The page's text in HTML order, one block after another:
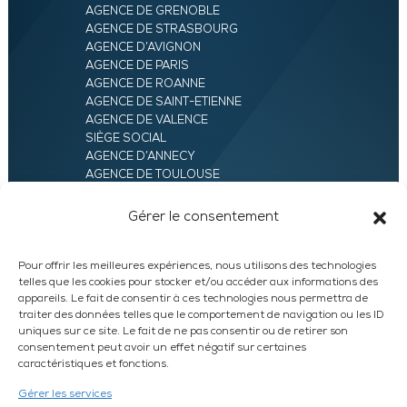
Gérer le consentement
Pour offrir les meilleures expériences, nous utilisons des technologies
telles que les cookies pour stocker et/ou accéder aux informations des
appareils. Le fait de consentir à ces technologies nous permettra de
traiter des données telles que le comportement de navigation ou les ID
uniques sur ce site. Le fait de ne pas consentir ou de retirer son
consentement peut avoir un effet négatif sur certaines
caractéristiques et fonctions.
Gérer les services
AGENCE DE GRENOBLE
AGENCE DE STRASBOURG
AGENCE D’AVIGNON
AGENCE DE PARIS
AGENCE DE ROANNE
AGENCE DE SAINT-ETIENNE
AGENCE DE VALENCE
SIÈGE SOCIAL
AGENCE D’ANNECY
AGENCE DE TOULOUSE
AGENCE D’ORLÉANS